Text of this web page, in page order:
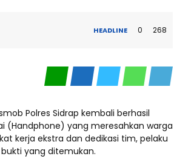
HEADLINE 0 268
Polres Sidrap kembali berhasil
(Handphone) yang meresahkan warga
kerja ekstra dan dedikasi tim, pelaku
yang ditemukan.